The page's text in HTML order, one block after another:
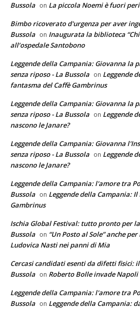
Bussola on La piccola Noemi è fuori
Bimbo ricoverato d'urgenza per aver
Bussola on Inaugurata la biblioteca
all’ospedale Santobono
Leggende della Campania: Giovanna la
senza riposo - La Bussola on Leggende
fantasma del Caffè Gambrinus
Leggende della Campania: Giovanna la
senza riposo - La Bussola on Leggende
nascono le Janare?
Leggende della Campania: Giovanna
senza riposo - La Bussola on Leggende
nascono le Janare?
Leggende della Campania: l'amore tra
Bussola on Leggende della Campania:
Gambrinus
Ischia Global Festival: tutto pronto per la
Bussola on “Un Posto al Sole” anche per
Ludovica Nasti nei panni di Mia
Cercasi candidati esenti da difetti fisici:
Bussola on Roberto Bolle invade Napoli
Leggende della Campania: l'amore tra
Bussola on Leggende della Campania: